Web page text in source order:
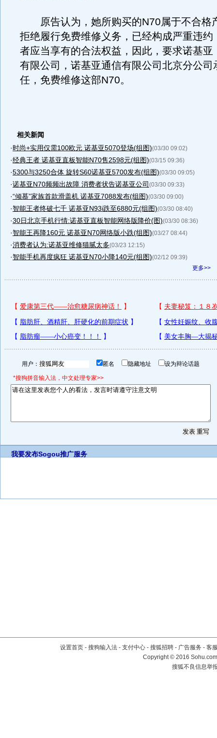
原告认为，她所购买的N70属于不合格
拒绝履行免费维修义务，已经构成严重违约
者应当享有的合法权益，因此，要求诺基亚
有限公司，诺基亚通信有限公司北京分公司
任，免费维修这部N70。
相关新闻
·时尚+实用仅需100欧元 诺基亚5070登场(组图)(03/30 09:02)
·经典王者 诺基亚直板智能N70售2598元(组图)(03/15 09:36)
·5300与3250合体 旋转S60诺基亚5700发布(组图)(03/30 09:05)
·诺基亚N70频频出故障 消费者状告诺基亚公司 (03/30 09:33)
·“倾慕”家族首款滑盖机 诺基亚7088发布(组图)(03/30 09:00)
·智能王者终破七千 诺基亚N93i跌至6880元(组图)(03/30 08:40)
·30日北京手机行情:诺基亚直板智能网络版降价(图)(03/30 08:36)
·智能王再降160元 诺基亚N70网络版小跌(组图)(03/27 08:44)
·消费者认为:诺基亚维修猫腻太多(03/23 12:15)
·智能手机再度疯狂 诺基亚N70小降140元(组图)(02/12 09:39)
更多>>
用户： 匿名 隐藏地址 设为辩论话题
*搜狗拼音输入法，中文处理专家>>
我要发布Sogou推广服务
设置首页 - 搜狗输入法 - 支付中心 - 搜狐招聘 - 广告服务 - 客
Copyright©2016
搜狐不良信息举